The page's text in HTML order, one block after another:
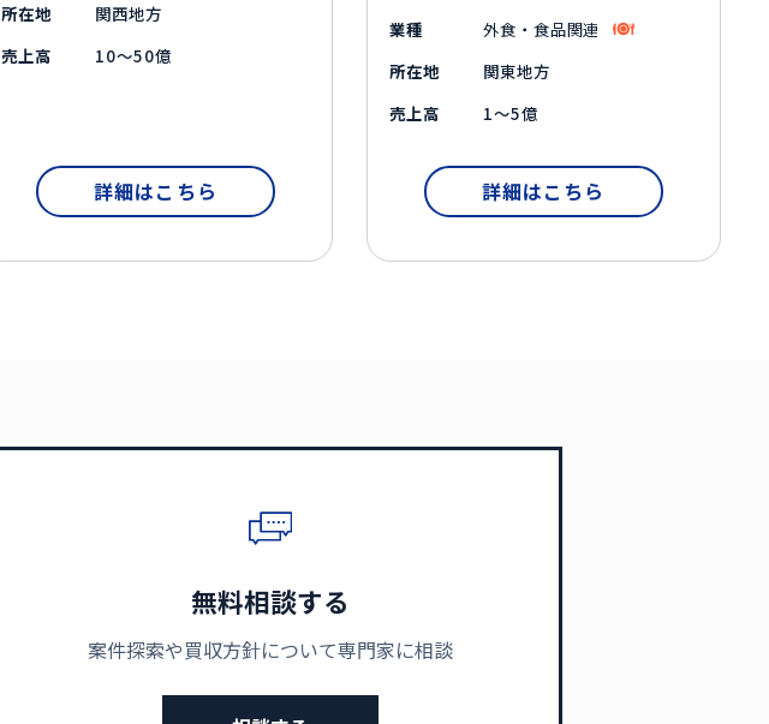
所在地
関西地方
売上高
10～50億
詳細はこちら
業種
外食・食品関連
所在地
関東地方
売上高
1～5億
詳細はこちら
無料相談する
案件探索や買収方針について専門家に相談